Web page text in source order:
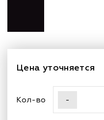
Цена уточняется
Кол-во -